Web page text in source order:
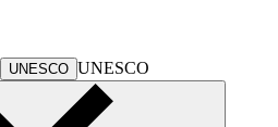
UNESCO UNESCO